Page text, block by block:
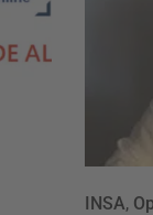
INSA,